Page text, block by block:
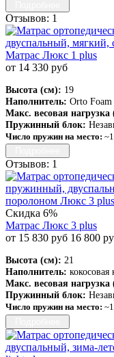
Отзывов: 1
Матрас Люкс 1 plus
от 14 330 руб
Высота (см): 19
Наполнитель: Orto Foam
Макс. весовая нагрузка
Пружинный блок:
Число пружин на место:
Отзывов: 1
Скидка 6%
Матрас Люкс 3 plus
от 15 830 руб 16 800
Высота (см): 21
Наполнитель:
Макс. весовая нагрузка
Пружинный блок:
Число пружин на место: